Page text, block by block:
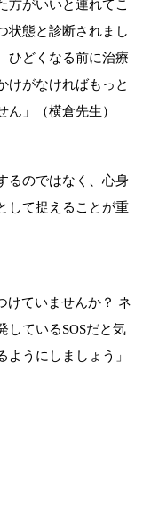
方がいいと連れてこ
状態と診断されまし
ひどくなる前に治療
けがなければもっと
」（横倉先生）
るのではなく、心身
して捉えることが重
けていませんか？ ネ
しているSOSだと気
うにしましょう」